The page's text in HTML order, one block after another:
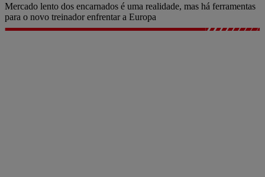
Mercado lento dos encarnados é uma realidade, mas há ferramentas
para o novo treinador enfrentar a Europa